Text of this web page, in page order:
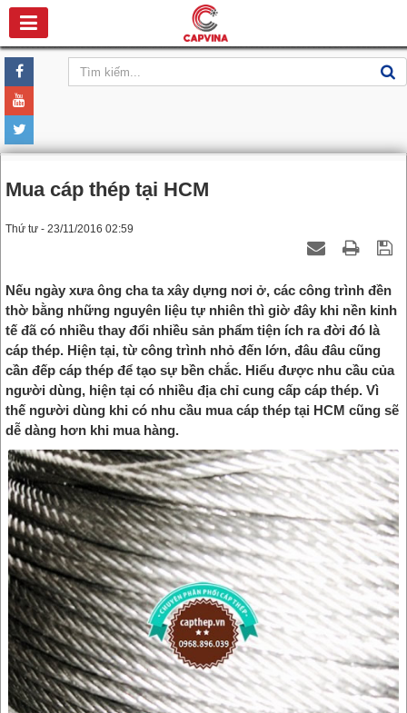
Mua cáp thép tại HCM
Thứ tư - 23/11/2016 02:59
Nếu ngày xưa ông cha ta xây dựng nơi ở, các công trình đền
thờ bằng những nguyên liệu tự nhiên thì giờ đây khi nền kinh
tế đã có nhiều thay đổi nhiều sản phẩm tiện ích ra đời đó là
cáp thép. Hiện tại, từ công trình nhỏ đến lớn, đâu đâu cũng
cần đếp cáp thép để tạo sự bền chắc. Hiểu được nhu cầu của
người dùng, hiện tại có nhiều địa chỉ cung cấp cáp thép. Vì
thế người dùng khi có nhu cầu mua cáp thép tại HCM cũng sẽ
dễ dàng hơn khi mua hàng.